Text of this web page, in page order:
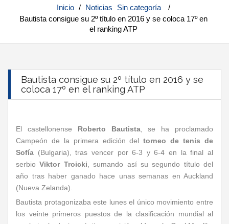
Inicio / Noticias Sin categoría
/
Bautista consigue su 2º título en 2016 y se coloca 17º en
el ranking ATP
Bautista consigue su 2º título en 2016 y se
coloca 17º en el ranking ATP
El castellonense Roberto Bautista, se ha proclamado
Campeón de la primera edición deltorneo de tenis de
Sofía (Bulgaria), tras vencer por 6-3 y 6-4 en la final al
serbioViktor Troicki , sumando así su segundo título del
año tras haber ganado hace unas semanas en Auckland
(Nueva Zelanda).
Bautista protagonizaba este lunes el único movimiento entre
los veinte primeros puestos de la clasificación mundial al